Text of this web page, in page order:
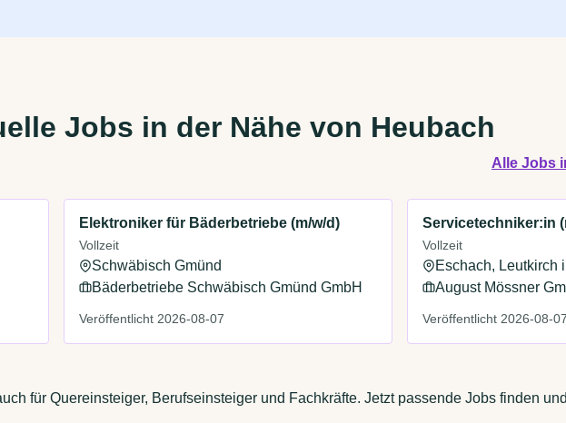
Jobs in der Nähe von Heubach
Alle Jobs
Elektroniker für Bäderbetriebe (m/w/d)
Vollzeit
Schwäbisch Gmünd
Bäderbetriebe Schwäbisch Gmünd GmbH
Veröffentlicht 2026-08-07
Servicetechniker:in
Vollzeit
Eschach, Leutkirch
August Mössner
Veröffentlicht 2026-08-07
für Quereinsteiger, Berufseinsteiger und Fachkräfte. Jetzt passende Jobs finden